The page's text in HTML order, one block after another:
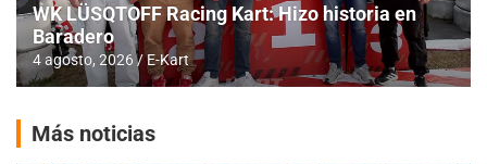
WK LÜSQTOFF Racing Kart: Hizo historia en
Baradero
4 agosto, 2026 E-Kart
Más noticias